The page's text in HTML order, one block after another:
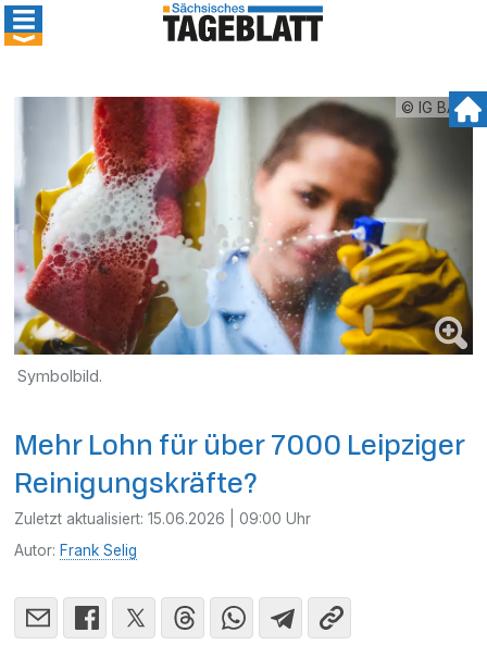
© IG BAU
Symbolbild.
Mehr Lohn für über 7000 Leipziger
Reinigungskräfte?
Zuletzt aktualisiert:15.06.2026 | 09:00 Uhr
Autor: Frank Selig